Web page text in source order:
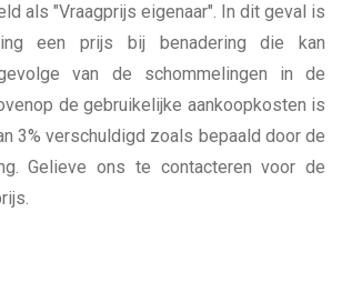
als "Vraagprijs eigenaar". In dit geval is
een prijs bij benadering die kan
van de schommelingen in de
de gebruikelijke aankoopkosten is
3% verschuldigd zoals bepaald door de
Gelieve ons te contacteren voor de